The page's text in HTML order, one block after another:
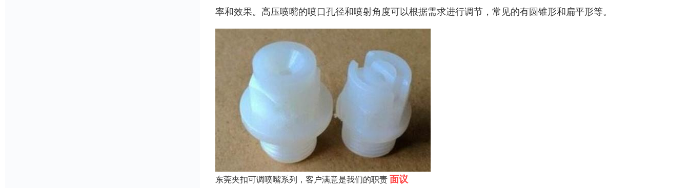
率和效果。高压喷嘴的喷口孔径和喷射角度可以根据需求进行调节，常见的有圆锥形和扁平形等。
东莞夹扣可调喷嘴系列，客户满意是我们的职责面议